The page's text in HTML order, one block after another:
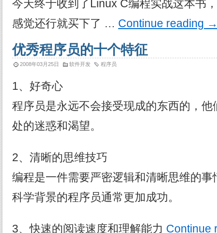
今天终于收到了Linux C编程实战这本书
感觉还行就买下了 … Continue reading
优秀程序员的十个特征
2008年03月25日 软件开发 程序员
1、好奇心
程序员是永远不会接受现成的东西的，
处的迷惑和渴望。
2、清晰的思维技巧
编程是一件需要严密逻辑和清晰思维的
科学背景的程序员通常更加成功。
3、快速的阅读速度和理解能力 Continue